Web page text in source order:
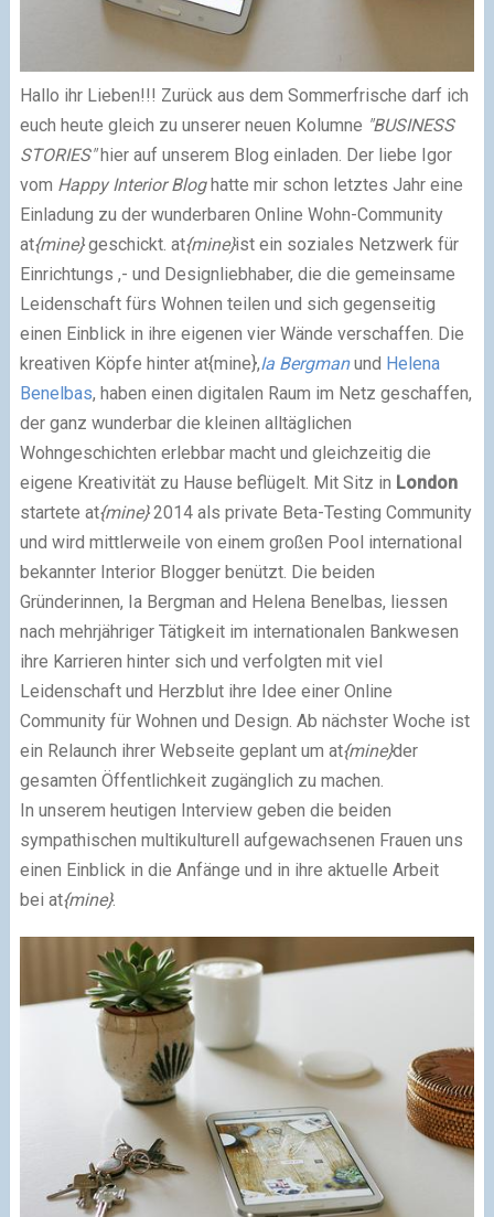
Hallo ihr Lieben!!! Zurück aus dem Sommerfrische darf ich
euch heute gleich zu unserer neuen Kolumne "BUSINESS
STORIES"hier auf unserem Blog einladen. Der liebe Igor
vom Happy Interior Bloghatte mir schon letztes Jahr eine
Einladung zu der wunderbaren Online Wohn-Community
at{mine}geschickt. at{mine}ist ein soziales Netzwerk für
Einrichtungs ,- und Designliebhaber, die die gemeinsame
Leidenschaft fürs Wohnen teilen und sich gegenseitig
einen Einblick in ihre eigenen vier Wände verschaffen. Die
kreativen Köpfe hinter at{mine},Ia Bergmanund Helena
Benelbas, haben einen digitalen Raum im Netz geschaffen,
der ganz wunderbar die kleinen alltäglichen
Wohngeschichten erlebbar macht und gleichzeitig die
eigene Kreativität zu Hause beflügelt. Mit Sitz in London
startete at{mine}2014 als private Beta-Testing Community
und wird mittlerweile von einem großen Pool international
bekannter Interior Blogger benützt. Die beiden
Gründerinnen, Ia Bergman and Helena Benelbas, liessen
nach mehrjähriger Tätigkeit im internationalen Bankwesen
ihre Karrieren hinter sich und verfolgten mit viel
Leidenschaft und Herzblut ihre Idee einer Online
Community für Wohnen und Design. Ab nächster Woche ist
ein Relaunch ihrer Webseite geplant um at{mine}der
gesamten Öffentlichkeit zugänglich zu machen.
In unserem heutigen Interview geben die beiden
sympathischen multikulturell aufgewachsenen Frauen uns
einen Einblick in die Anfänge und in ihre aktuelle Arbeit
bei at{mine}.